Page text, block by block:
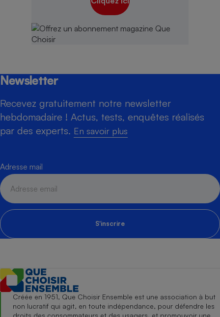
Newsletter
Recevez gratuitement notre newsletter
hebdomadaire ! Actus, tests, enquêtes réalisés
par des experts. En savoir plus
Adresse mail
S'inscrire
Créée en 1951, Que Choisir Ensemble est une association à but
non lucratif qui agit, en toute indépendance, pour défendre les
droits des consommateurs et des usagers, et promouvoir une